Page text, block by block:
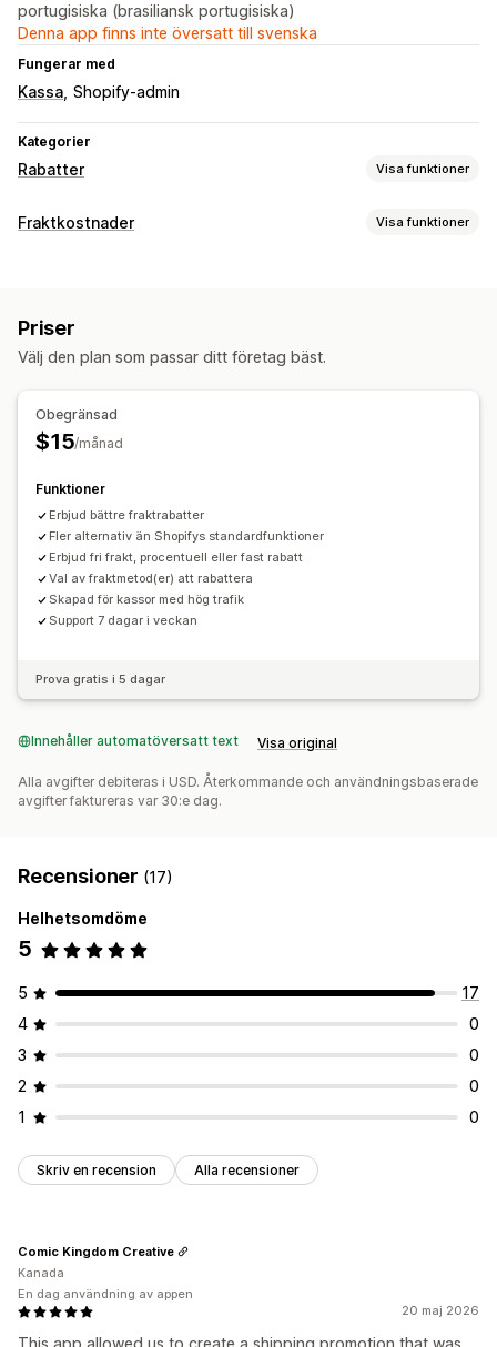
portugisiska (brasiliansk portugisiska)
Denna app finns inte översatt till svenska
Fungerar med
Kassa Shopify-admin
Kategorier
Rabatter Visa funktioner
Rabattyper
Rabatthantering
Redigeringsverktyg
Utlösare och regler
Fraktkostnader Visa funktioner
Viktbaserad
Priser
Välj den plan som passar ditt företag bäst.
Obegränsad
$15/månad
Funktioner
Erbjud bättre fraktrabatter
Fler alternativ än Shopifys standardfunktioner
Erbjud fri frakt, procentuell eller fast rabatt
Val av fraktmetod(er) att rabattera
Skapad för kassor med hög trafik
Support 7 dagar i veckan
Prova gratis i 5 dagar
Innehåller automatöversatt text Visa original
Alla avgifter debiteras i USD. Återkommande och användningsbaserade
avgifter faktureras var 30:e dag.
Recensioner (17)
Helhetsomdöme
5
5
17
4
0
3
0
2
0
1
0
Skriv en recension Alla recensioner
20 maj 2026
Comic Kingdom Creative
Kanada
En dag användning av appen